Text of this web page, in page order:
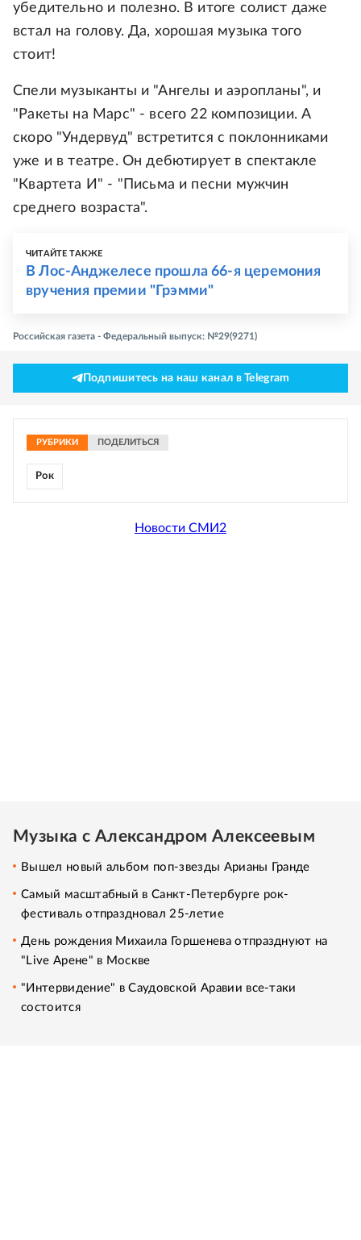
убедительно и полезно. В итоге солист даже
встал на голову. Да, хорошая музыка того
стоит!
Спели музыканты и "Ангелы и аэропланы", и
"Ракеты на Марс" - всего 22 композиции. А
скоро "Ундервуд" встретится с поклонниками
уже и в театре. Он дебютирует в спектакле
"Квартета И" - "Письма и песни мужчин
среднего возраста".
ЧИТАЙТЕ ТАКЖЕ
В Лос-Анджелесе прошла 66-я церемония
вручения премии "Грэмми"
Российская газета - Федеральный выпуск: №29(9271)
Подпишитесь на наш канал в Telegram
РУБРИКИ ПОДЕЛИТЬСЯ
Рок
Новости СМИ2
Музыка с Александром Алексеевым
Вышел новый альбом поп-звезды Арианы Гранде
Самый масштабный в Санкт-Петербурге рок-
фестиваль отпраздновал 25-летие
День рождения Михаила Горшенева отпразднуют на
"Live Арене" в Москве
"Интервидение" в Саудовской Аравии все-таки
состоится